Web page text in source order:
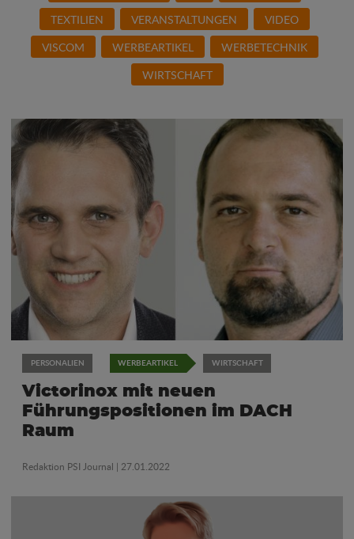
TEXTILIEN
VERANSTALTUNGEN
VIDEO
VISCOM
WERBEARTIKEL
WERBETECHNIK
WIRTSCHAFT
PERSONALIEN WERBEARTIKEL WIRTSCHAFT
Victorinox mit neuen
Führungspositionen im DACH
Raum
Redaktion PSI Journal | 27.01.2022